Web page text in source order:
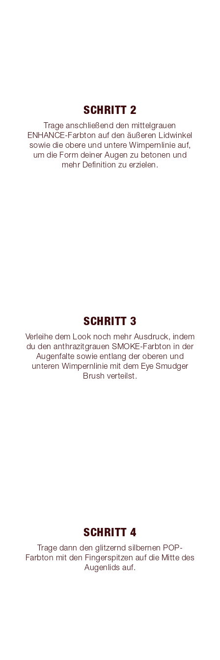
SCHRITT 2
Trage anschließend den mittelgrauen
ENHANCE-Farbton auf den äußeren Lidwinkel
sowie die obere und untere Wimpernlinie auf,
um die Form deiner Augen zu betonen und
mehr Definition zu erzielen.
SCHRITT 3
Verleihe dem Look noch mehr Ausdruck, indem
du den anthrazitgrauen SMOKE-Farbton in der
Augenfalte sowie entlang der oberen und
unteren Wimpernlinie mit dem Eye Smudger
Brush verteilst.
SCHRITT 4
Trage dann den glitzernd silbernen POP-
Farbton mit den Fingerspitzen auf die Mitte des
Augenlids auf.